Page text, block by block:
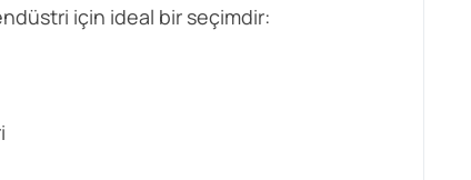
için ideal bir seçimdir: